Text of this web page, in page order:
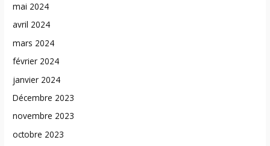
mai 2024
avril 2024
mars 2024
février 2024
janvier 2024
Décembre 2023
novembre 2023
octobre 2023